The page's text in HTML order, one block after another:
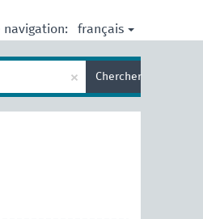
navigation: français
× Chercher